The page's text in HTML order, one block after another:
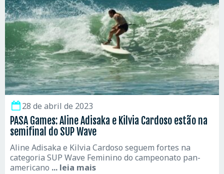
28 de abril de 2023
PASA Games: Aline Adisaka e Kilvia Cardoso estão na
semifinal do SUP Wave
Aline Adisaka e Kilvia Cardoso seguem fortes na
categoria SUP Wave Feminino do campeonato pan-
americano ... leia mais